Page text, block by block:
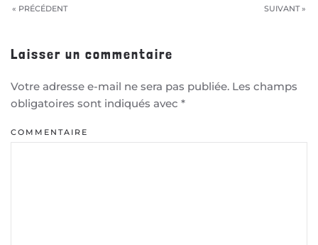
« PRÉCÉDENT SUIVANT »
Laisser un commentaire
Votre adresse e-mail ne sera pas publiée. Les champs
obligatoires sont indiqués avec *
COMMENTAIRE